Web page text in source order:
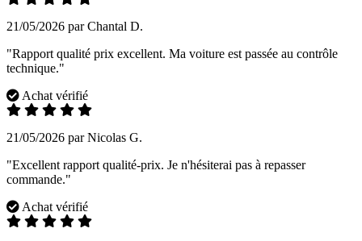
21/05/2026 par Chantal D.
"Rapport qualité prix excellent. Ma voiture est passée au contrôle
technique."
Achat vérifié
21/05/2026 par Nicolas G.
"Excellent rapport qualité-prix. Je n'hésiterai pas à repasser
commande."
Achat vérifié